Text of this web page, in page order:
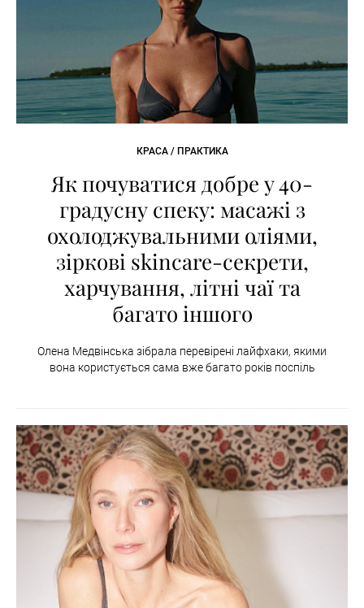
КРАСА / ПРАКТИКА
Як почуватися добре у 40-
градусну спеку: масажі з
охолоджувальними оліями,
зіркові skincare-секрети,
харчування, літні чаї та
багато іншого
Олена Медвінська зібрала перевірені лайфхаки, якими
вона користується сама вже багато років поспіль